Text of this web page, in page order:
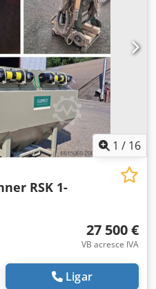
do motor: 55 kW
1 / 16
RSK 1-
27 500 €
VB acresce IVA
Ligar